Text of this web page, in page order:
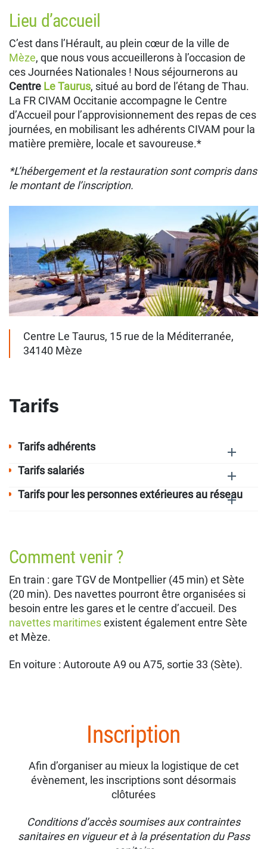
Lieu d’accueil
C’est dans l’Hérault, au plein cœur de la ville de
Mèze, que nous vous accueillerons à l’occasion de
ces Journées Nationales ! Nous séjournerons au
Centre Le Taurus, situé au bord de l’étang de Thau.
La FR CIVAM Occitanie accompagne le Centre
d’Accueil pour l’approvisionnement des repas de ces
journées, en mobilisant les adhérents CIVAM pour la
matière première, locale et savoureuse.*
*L’hébergement et la restauration sont compris dans
le montant de l’inscription.
Centre Le Taurus, 15 rue de la Méditerranée,
34140 Mèze
Tarifs
Tarifs adhérents
Tarifs salariés
Tarifs pour les personnes extérieures au réseau
Comment venir ?
En train : gare TGV de Montpellier (45 min) et Sète
(20 min). Des navettes pourront être organisées si
besoin entre les gares et le centre d’accueil. Des
navettes maritimesexistent également entre Sète
et Mèze.
En voiture : Autoroute A9 ou A75, sortie 33 (Sète).
Inscription
Afin d’organiser au mieux la logistique de cet
évènement, les inscriptions sont désormais
clôturées
Conditions d’accès soumises aux contraintes
sanitaires en vigueur et à la présentation du Pass